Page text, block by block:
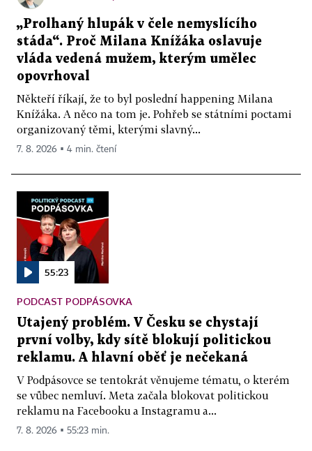
„Prolhaný hlupák v čele nemyslícího
stáda“. Proč Milana Knížáka oslavuje
vláda vedená mužem, kterým umělec
opovrhoval
Někteří říkají, že to byl poslední happening Milana
Knížáka. A něco na tom je. Pohřeb se státními poctami
organizovaný těmi, kterými slavný...
7. 8. 2026 ▪ 4 min. čtení
55:23
PODCAST PODPÁSOVKA
Utajený problém. V Česku se chystají
první volby, kdy sítě blokují politickou
reklamu. A hlavní oběť je nečekaná
V Podpásovce se tentokrát věnujeme tématu, o kterém
se vůbec nemluví. Meta začala blokovat politickou
reklamu na Facebooku a Instagramu a...
7. 8. 2026 ▪ 55:23 min.